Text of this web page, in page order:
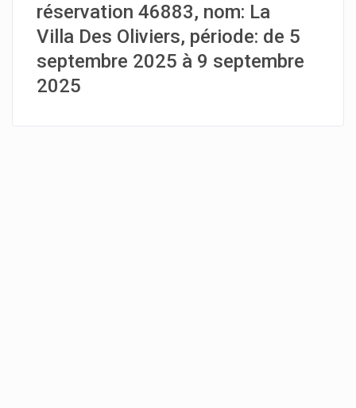
réservation 46883, nom: La
Villa Des Oliviers, période: de 5
septembre 2025 à 9 septembre
2025